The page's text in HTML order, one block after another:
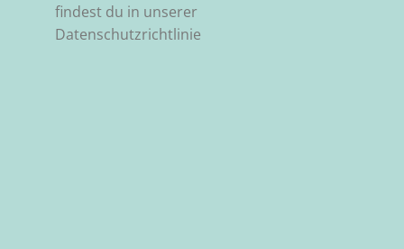
findest du in unserer
Datenschutzrichtlinie